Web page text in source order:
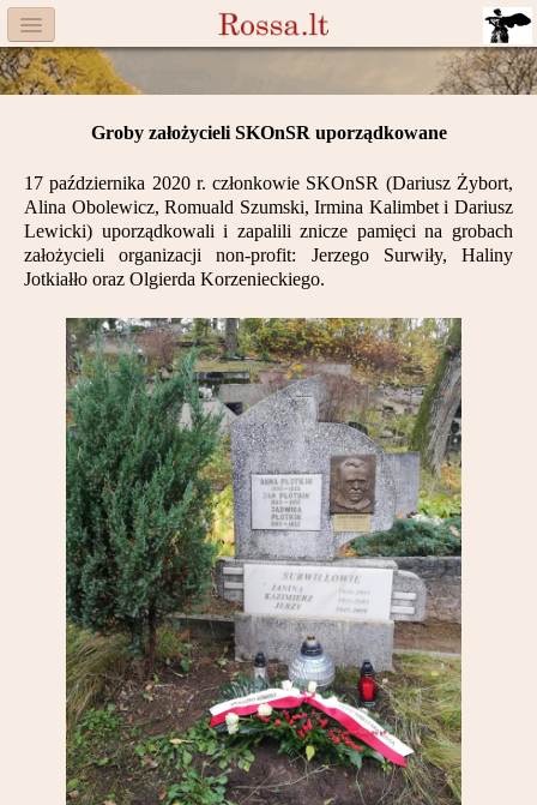
Menu
Facebook
Aktualności
Książka
Cegiełki
Rossa
Trasy
Darczyńcy
Partnerzy
Kontakt
Groby założycieli SKOnSR uporządkowane
17 października 2020 r. członkowie SKOnSR (Dariusz Żybort,
Alina Obolewicz, Romuald Szumski, Irmina Kalimbet i Dariusz
Lewicki) uporządkowali i zapalili znicze pamięci na grobach
założycieli organizacji non-profit: Jerzego Surwiły, Haliny
Jotkiałło oraz Olgierda Korzenieckiego.